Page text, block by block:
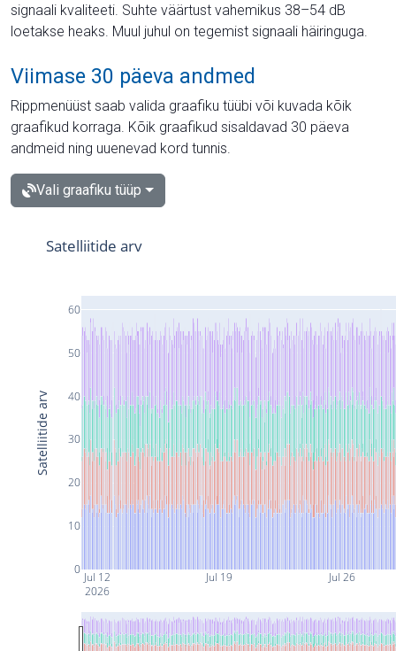
signaali kvaliteeti. Suhte väärtust vahemikus 38–54 dB
loetakse heaks. Muul juhul on tegemist signaali häiringuga.
Viimase 30 päeva andmed
Rippmenüüst saab valida graafiku tüübi või kuvada kõik
graafikud korraga. Kõik graafikud sisaldavad 30 päeva
andmeid ning uuenevad kord tunnis.
Vali graafiku tüüp
Jul 12
2026
Jul 19 Jul 26
0
10
20
30
40
50
60
Satelliitide arv
Satelliitide arv